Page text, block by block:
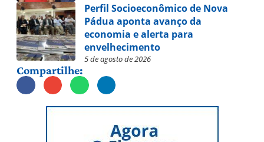
Perfil Socioeconômico de Nova
Pádua aponta avanço da
economia e alerta para
envelhecimento
5 de agosto de 2026
Compartilhe: